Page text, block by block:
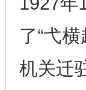
了“弋
机关迁